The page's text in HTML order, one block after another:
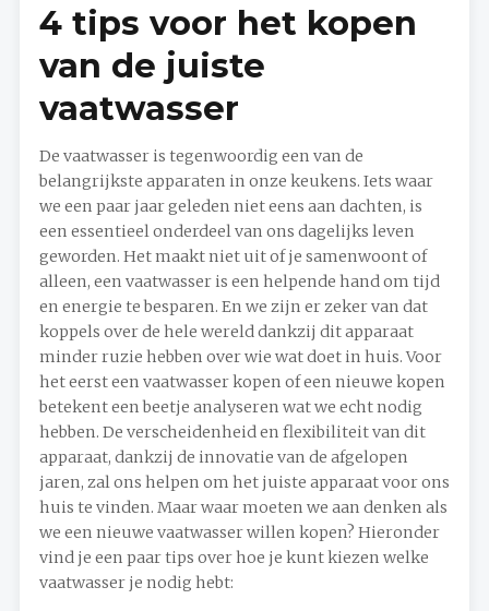
4 tips voor het kopen
van de juiste
vaatwasser
De vaatwasser is tegenwoordig een van de
belangrijkste apparaten in onze keukens. Iets waar
we een paar jaar geleden niet eens aan dachten, is
een essentieel onderdeel van ons dagelijks leven
geworden. Het maakt niet uit of je samenwoont of
alleen, een vaatwasser is een helpende hand om tijd
en energie te besparen. En we zijn er zeker van dat
koppels over de hele wereld dankzij dit apparaat
minder ruzie hebben over wie wat doet in huis. Voor
het eerst een vaatwasser kopen of een nieuwe kopen
betekent een beetje analyseren wat we echt nodig
hebben. De verscheidenheid en flexibiliteit van dit
apparaat, dankzij de innovatie van de afgelopen
jaren, zal ons helpen om het juiste apparaat voor ons
huis te vinden. Maar waar moeten we aan denken als
we een nieuwe vaatwasser willen kopen? Hieronder
vind je een paar tips over hoe je kunt kiezen welke
vaatwasser je nodig hebt: